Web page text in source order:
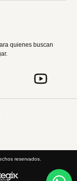
quienes buscan
reservados.